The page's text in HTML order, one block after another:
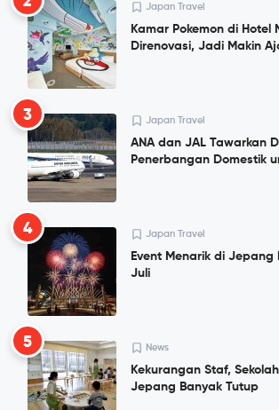
Japan Travel
Kamar Pokemon di Hotel
Direnovasi, Jadi Makin
3 Japan Travel
ANA dan JAL Tawarkan
Penerbangan Domestik
4 Japan Travel
Event Menarik di Jepang
Juli
5 News
Kekurangan Staf,
Jepang Banyak Tutup